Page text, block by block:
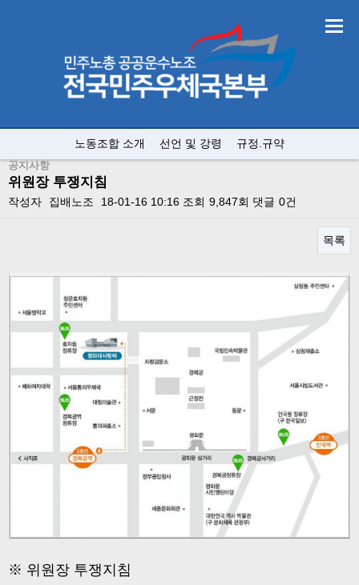
노동조합 소개 선언 및 강령 규정.규약
공지사항
위원장 투쟁지침
작성자 집배노조 18-01-16 10:16 조회 9,847회 댓글 0건
목록
본문
※ 위원장 투쟁지침